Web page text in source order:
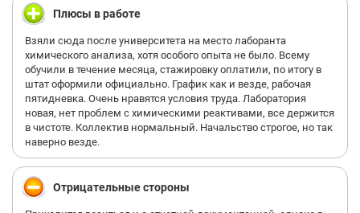
Плюсы в работе
Взяли сюда после университета на место лаборанта
химического анализа, хотя особого опыта не было. Всему
обучили в течение месяца, стажировку оплатили, по итогу в
штат оформили официально. График как и везде, рабочая
пятидневка. Очень нравятся условия труда. Лаборатория
новая, нет проблем с химическими реактивами, все держится
в чистоте. Коллектив нормальный. Начальство строгое, но так
наверно везде.
Отрицательные стороны